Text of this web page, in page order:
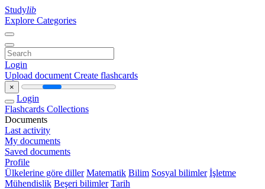
Studylib
Explore Categories
Login
Upload document Create flashcards
×
Login
Flashcards Collections
Documents
Last activity
My documents
Saved documents
Profile
Ülkelerine göre diller Matematik Bilim Sosyal bilimler İşletme
Mühendislik Beşeri bilimler Tarih